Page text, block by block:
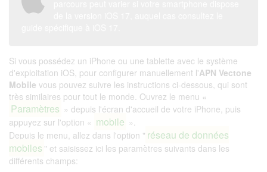
Si vous possédez un iPhone ou une tablette avec le système
d'exploitation iOS, pour configurer manuellement l'APN Vectone
Mobile vous pouvez suivre les instructions ci-dessous, qui sont
très similaires pour tout le monde. Ouvrez le menu «
Paramètres » depuis l'écran d'accueil de votre iPhone, puis
appuyez sur l'option « mobile ».
Depuis le menu, allez dans l'option " réseau de données
mobiles " et saisissez ici les paramètres suivants dans les
différents champs: